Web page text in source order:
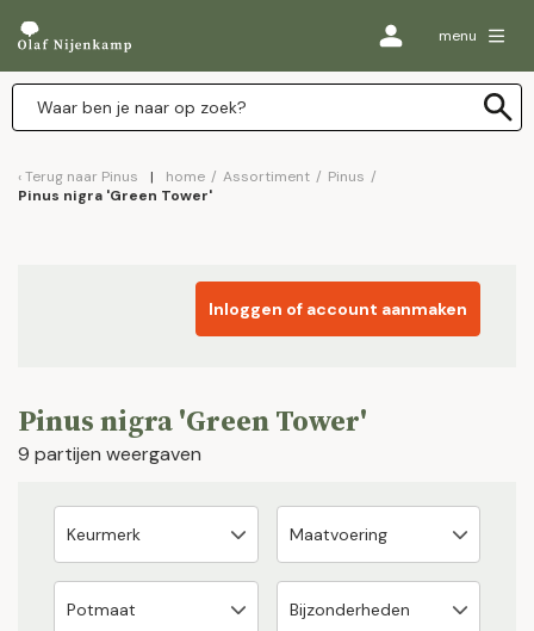
menu
Terug naar Pinus home / Assortiment / Pinus /
Pinus nigra 'Green Tower'
Inloggen of account aanmaken
Pinus nigra 'Green Tower'
9 partijen weergaven